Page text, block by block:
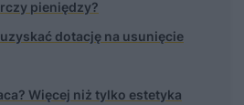
pieniędzy?
dotację na usunięcie
Więcej niż tylko estetyka